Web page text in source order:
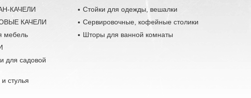
КАЧЕЛИ
КАЧЕЛИ
мебель
для садовой
стулья
Стойки для одежды, вешалки
Сервировочные, кофейные столики
Шторы для ванной комнаты